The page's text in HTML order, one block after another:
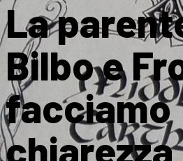
La
Bilbo e
facciamo
chiarezza